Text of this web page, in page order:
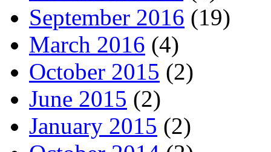
September 2016 (19)
March 2016 (4)
October 2015 (2)
June 2015 (2)
January 2015 (2)